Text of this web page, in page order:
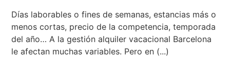
Días laborables o fines de semanas, estancias más o
menos cortas, precio de la competencia, temporada
del año… A la gestión alquiler vacacional Barcelona
le afectan muchas variables. Pero en (...)